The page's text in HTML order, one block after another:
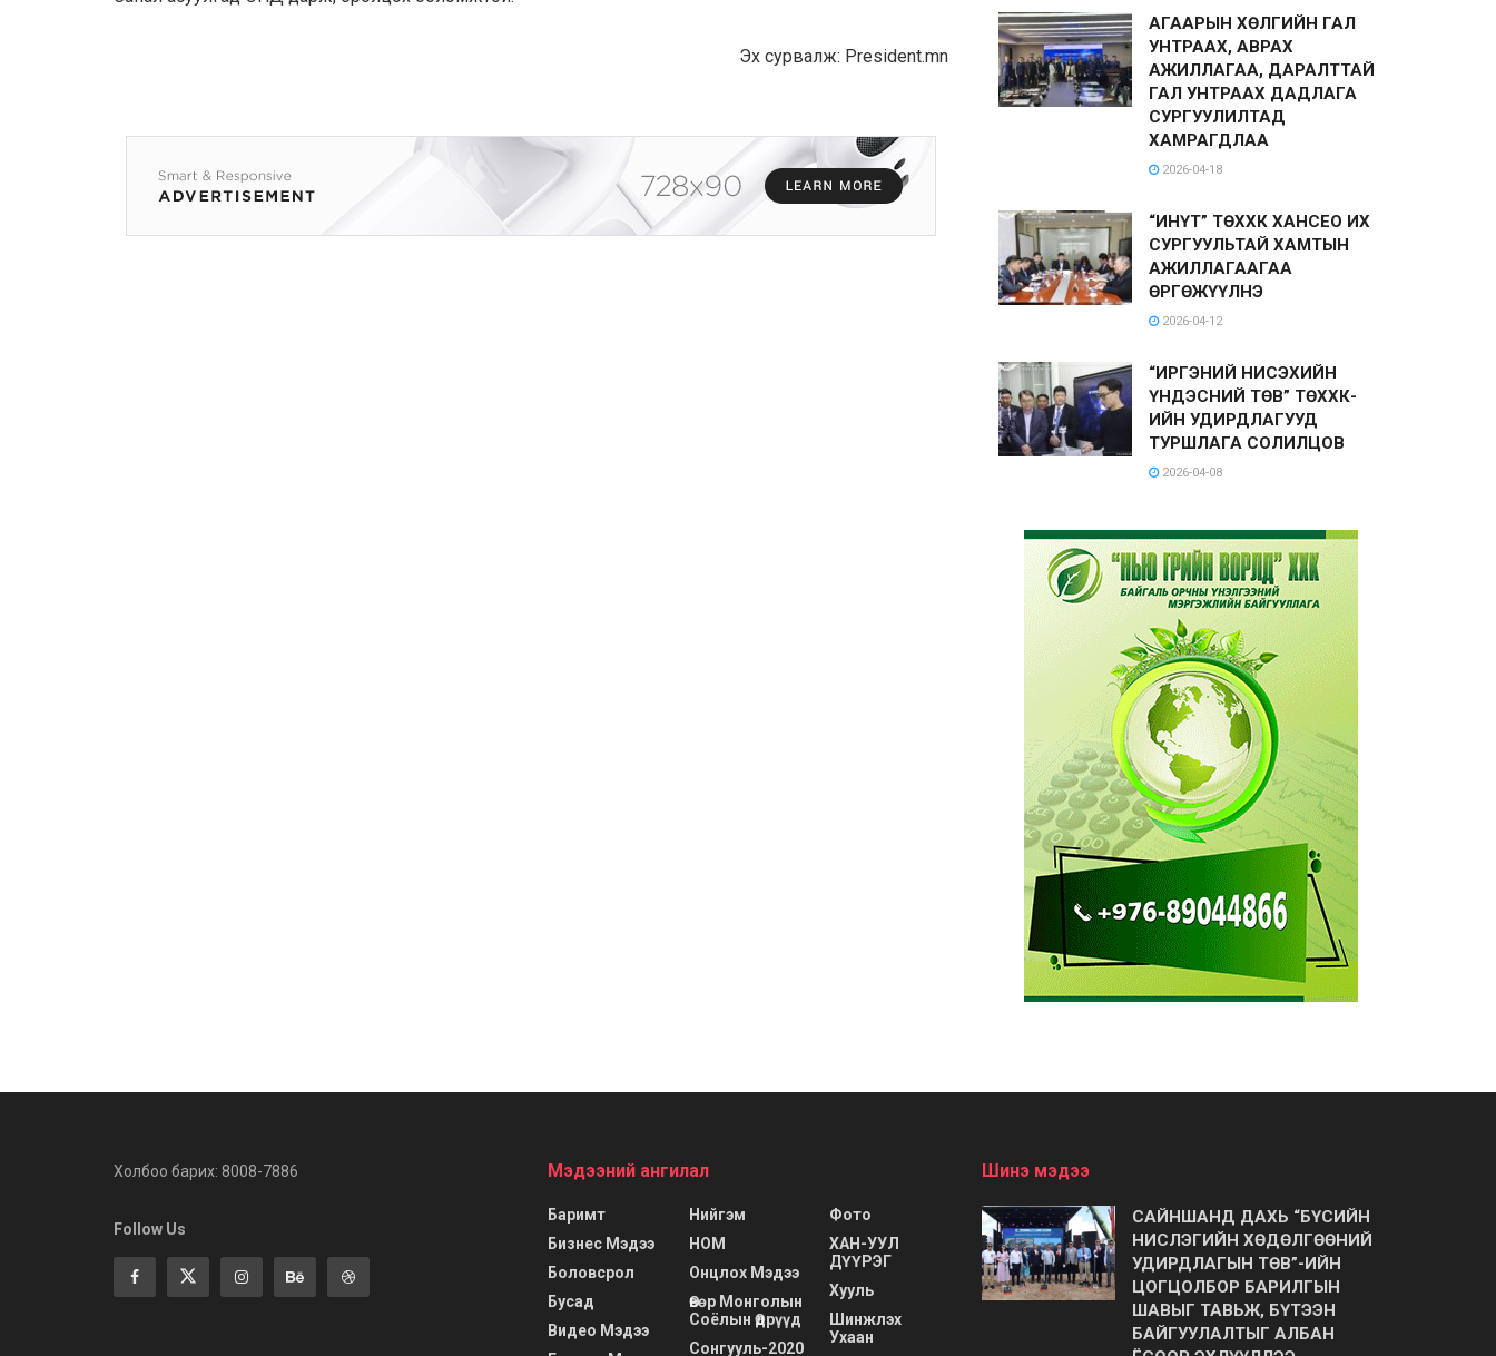
Эх сурвалж: President.mn
АГААРЫН ХӨЛГИЙН ГАЛ
УНТРААХ, АВРАХ
АЖИЛЛАГАА, ДАРАЛТТАЙ
ГАЛ УНТРААХ ДАДЛАГА
СУРГУУЛИЛТАД
ХАМРАГДЛАА
2026-04-18
“ИНҮТ” ТӨХХК ХАНСЕО ИХ
СУРГУУЛЬТАЙ ХАМТЫН
АЖИЛЛАГААГАА
ӨРГӨЖҮҮЛНЭ
2026-04-12
“ИРГЭНИЙ НИСЭХИЙН
ҮНДЭСНИЙ ТӨВ” ТӨХХК-
ИЙН УДИРДЛАГУУД
ТУРШЛАГА СОЛИЛЦОВ
2026-04-08
Холбоо барих: 8008-7886
Follow Us
Мэдээний ангилал
Баримт
Бизнес Мэдээ
Боловсрол
Бусад
Видео Мэдээ
Нийгэм
НОМ
Онцлох Мэдээ
Өвөр Монголын
Соёлын Өдрүүд
Сонгууль-2020
Фото
ХАН-УУЛ
ДҮҮРЭГ
Хууль
Шинжлэх
Ухаан
Шинэ мэдээ
САЙНШАНД ДАХЬ “БҮСИЙН
НИСЛЭГИЙН ХӨДӨЛГӨӨНИЙ
УДИРДЛАГЫН ТӨВ”-ИЙН
ЦОГЦОЛБОР БАРИЛГЫН
ШАВЫГ ТАВЬЖ, БҮТЭЭН
БАЙГУУЛАЛТЫГ АЛБАН